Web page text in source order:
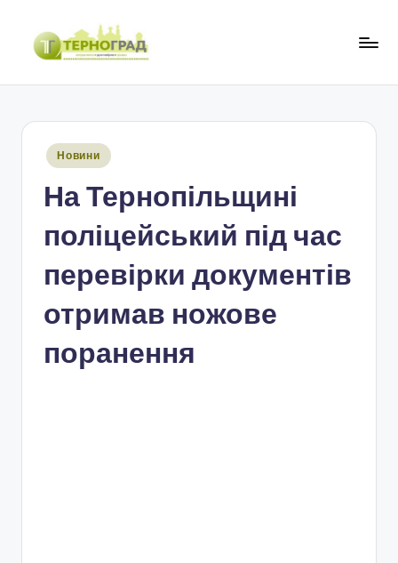
Перейти
Опубліковано
Новини
На Тернопільщині
поліцейський під час
перевірки документів
отримав ножове
поранення